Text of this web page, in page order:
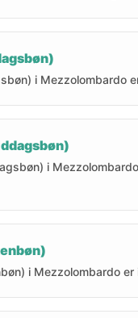
i Mezzolombardo
i
i Mezzolombardo